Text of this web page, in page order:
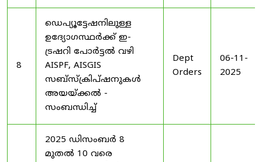
8
ഡെപ്യൂട്ടേഷനിലുള്ള
ഉദ്യോഗസ്ഥർക്ക് ഇ-
ട്രഷറി പോർട്ടൽ വഴി
AISPF, AISGIS
സബ്‌സ്‌ക്രിപ്‌ഷനുകൾ
അയയ്ക്കൽ -
സംബന്ധിച്ച്
Dept
Orders
06-11-
2025
2025 ഡിസംബർ 8
മുതൽ 10 വരെ